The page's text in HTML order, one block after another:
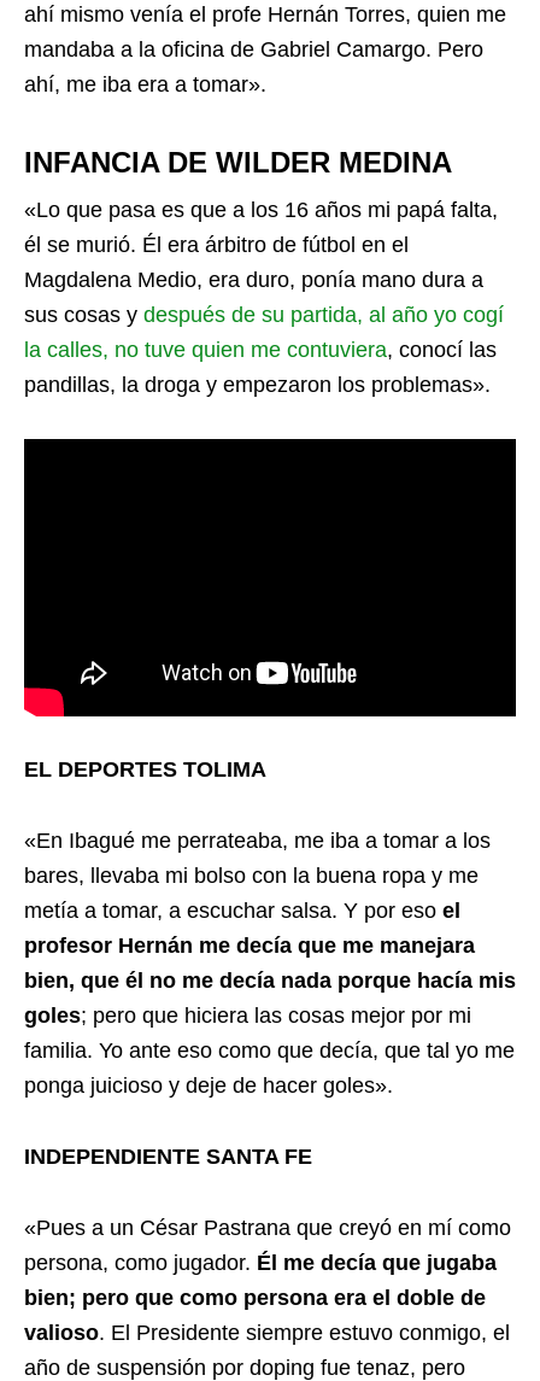
ahí mismo venía el profe Hernán Torres, quien me
mandaba a la oficina de Gabriel Camargo. Pero
ahí, me iba era a tomar».
INFANCIA DE WILDER MEDINA
«Lo que pasa es que a los 16 años mi papá falta,
él se murió. Él era árbitro de fútbol en el
Magdalena Medio, era duro, ponía mano dura a
sus cosas y después de su partida, al año yo cogí
la calles, no tuve quien me contuviera, conocí las
pandillas, la droga y empezaron los problemas».
EL DEPORTES TOLIMA
«En Ibagué me perrateaba, me iba a tomar a los
bares, llevaba mi bolso con la buena ropa y me
metía a tomar, a escuchar salsa. Y por eso el
profesor Hernán me decía que me manejara
bien, que él no me decía nada porque hacía mis
goles; pero que hiciera las cosas mejor por mi
familia. Yo ante eso como que decía, que tal yo me
ponga juicioso y deje de hacer goles».
INDEPENDIENTE SANTA FE
«Pues a un César Pastrana que creyó en mí como
persona, como jugador. Él me decía que jugaba
bien; pero que como persona era el doble de
valioso. El Presidente siempre estuvo conmigo, el
año de suspensión por doping fue tenaz, pero